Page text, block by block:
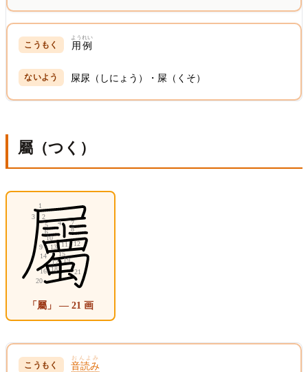
用例
ようれい
屎尿（しにょう）・屎（くそ）
屬（つく）
「屬」 — 21 画
音読み
おんよみ